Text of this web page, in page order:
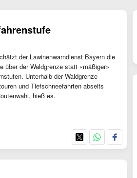
der Lawinenwarndienst Bayern die
über der Waldgrenze statt «mäßiger»
Unterhalb der Waldgrenze
und Tiefschneefahrten abseits
hieß es.